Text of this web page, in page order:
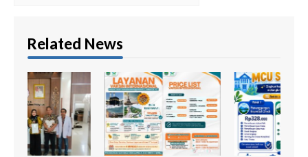
Related News